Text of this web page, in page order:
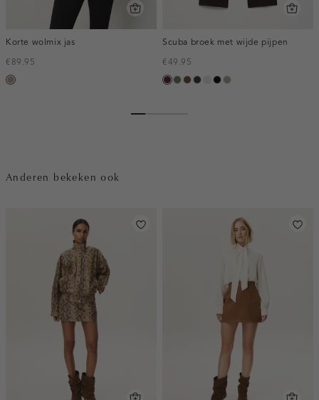
Korte wolmix jas
€89.95
taupe,
Scuba broek met wijde pijpen
€49.95
pruim,
groen,
donkerbruin
blauw,
kitzwarttaupe,
Anderen bekeken ook